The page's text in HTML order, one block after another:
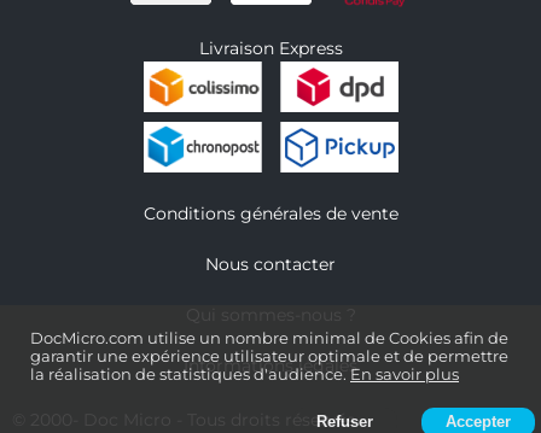
DocMicro.com utilise un nombre minimal de Cookies afin de
garantir une expérience utilisateur optimale et de permettre
la réalisation de statistiques d'audience. En savoir plus
Refuser Accepter
Livraison Express
Conditions générales de vente
Nous contacter
Informations légales
- Tous droits réservés